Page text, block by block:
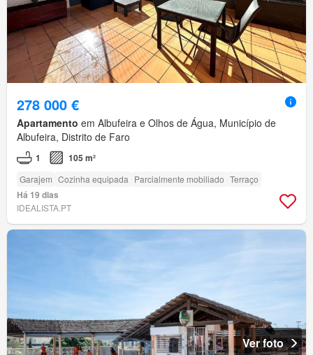
278 000 €
Apartamento em Albufeira e Olhos de Água, Município de
Albufeira, Distrito de Faro
1 105 m²
Garajem Cozinha equipada Parcialmente mobiliado Terraço
Há 19 dias
IDEALISTA.PT
Ver foto